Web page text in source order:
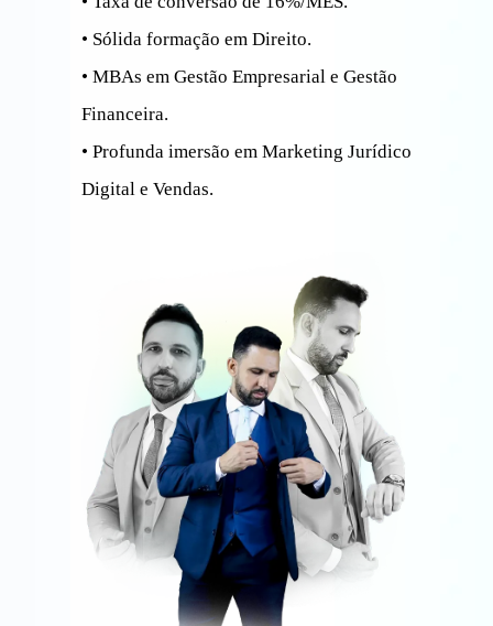
• Sólida formação em Direito.
• MBAs em Gestão Empresarial e Gestão
Financeira.
• Profunda imersão em Marketing Jurídico
Digital e Vendas.